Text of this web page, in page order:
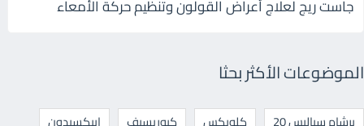
جاست ريج لعلاج أعراض القولون وتنظيم حركة الأمعاء
الموضوعات الأكثر بحثا
برشام سياليس 20 كلوبكس كيوريسيف
ابيكسيدون